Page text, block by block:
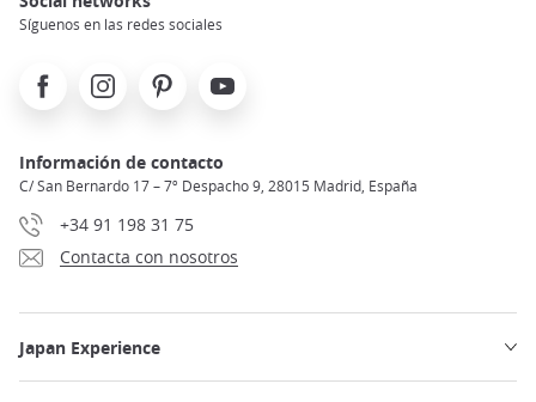
Síguenos en las redes sociales
FacebookInstagramPinterest Youtube
Información de contacto
C/ San Bernardo 17 – 7º Despacho 9, 28015 Madrid, España
+34 91 198 31 75
Contacta con nosotros
Japan Experience